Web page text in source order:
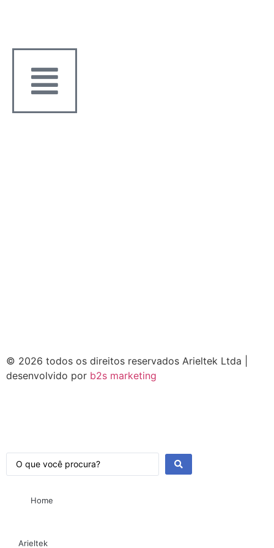
© 2026 todos os direitos reservados Arieltek Ltda |
desenvolvido por b2s marketing
Home
Arieltek